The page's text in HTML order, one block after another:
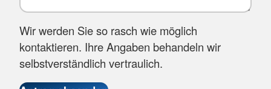
Wir werden Sie so rasch wie möglich
kontaktieren. Ihre Angaben behandeln wir
selbstverständlich vertraulich.